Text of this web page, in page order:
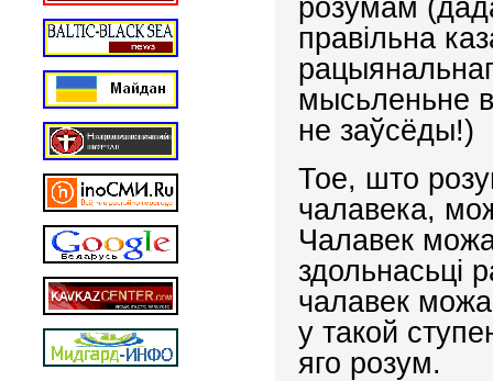
правільна
мысьленьне
не заўсёды!)
Тое, што
чалавека,
Чалавек
здольнасьці
чалавек
у такой
яго розум.